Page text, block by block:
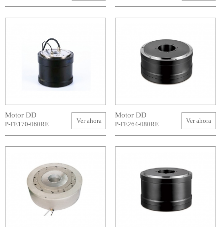
Motor DD
P-FE170-060RE Ver ahora
Motor DD
P-FE264-080RE Ver ahora